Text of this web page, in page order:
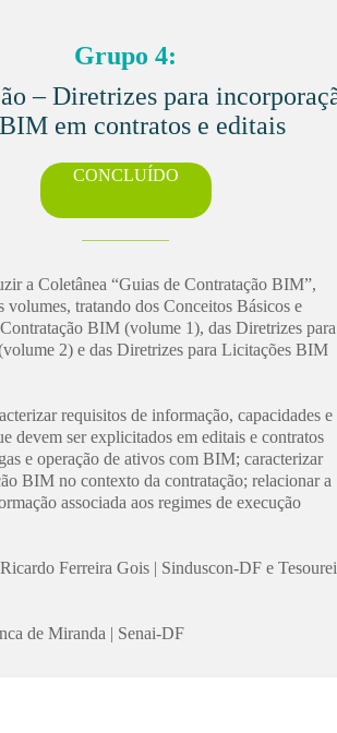
Grupo 4:
– Diretrizes para
em contratos e editais
CONCLUÍDO
a Coletânea “Guias de Contratação BIM”,
volumes, tratando dos Conceitos Básicos e
BIM (volume 1), das Diretrizes para
2) e das Diretrizes para Licitações BIM
requisitos de informação, capacidades e
devem ser explicitados em editais e contratos
e operação de ativos com BIM; caracterizar
BIM no contexto da contratação; relacionar a
associada aos regimes de execução
Ricardo Ferreira Gois | Sinduscon-DF e
de Miranda | Senai-DF